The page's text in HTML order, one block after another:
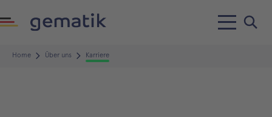
Home Über uns Karriere